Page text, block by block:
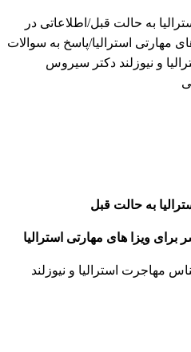
به حالت قبل/اطلاعاتی در
های مهارتی استرالیا/پاسخ به سوالات
و نیوزلند دکتر سیروس
به حالت قبل
مهاجرت استرالیا و نیوزلند